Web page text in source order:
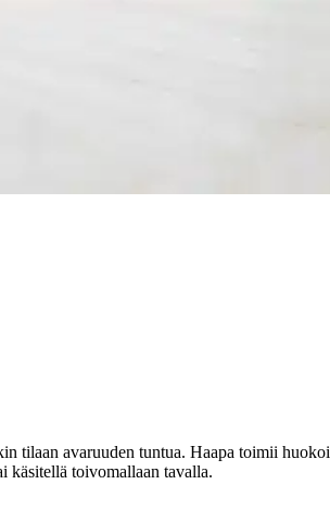
tilaan avaruuden tuntua. Haapa toimii
käsitellä toivomallaan tavalla.